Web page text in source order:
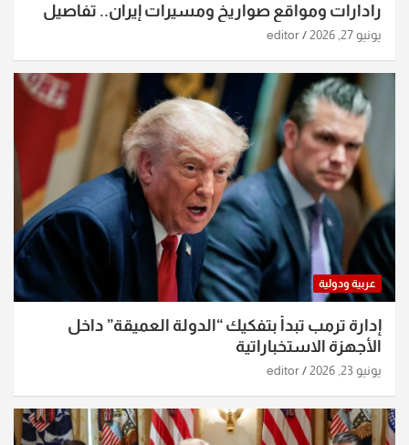
رادارات ومواقع صواريخ ومسيرات إيران.. تفاصيل
الساعات الماضية
يونيو 27, 2026 editor
عربية ودولية
إدارة ترمب تبدأ بتفكيك “الدولة العميقة” داخل
الأجهزة الاستخباراتية
يونيو 23, 2026 editor